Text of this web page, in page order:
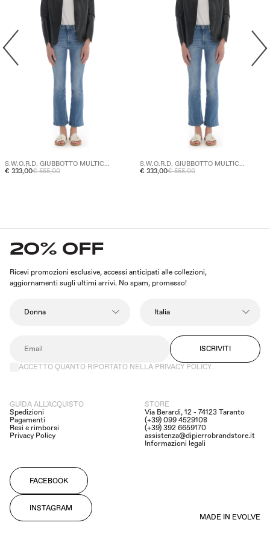
S.W.O.R.D. GIUBBOTTO MULTIC...
€ 333,00€ 555,00
S.W.O.R.D. GIUBBOTTO MULTIC...
€ 333,00€ 555,00
20% OFF
Ricevi promozioni esclusive, accessi anticipati alle collezioni,
aggiornamenti sugli ultimi arrivi. No spam, promesso!
ISCRIVITI
ACCETTO QUANTO RIPORTATO NELLA PRIVACY POLICY
GUIDA ALL'ACQUISTO
Spedizioni
Pagamenti
Resi e rimborsi
Privacy Policy
STORE
Via Berardi, 12 - 74123 Taranto
(+39) 099 4529108
(+39) 392 6659170
assistenza@dipierrobrandstore.it
Informazioni legali
FACEBOOK
INSTAGRAM
MADE IN EVOLVE